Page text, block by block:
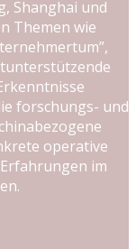
Shanghai und
Themen wie
forschungs- und
operative
im